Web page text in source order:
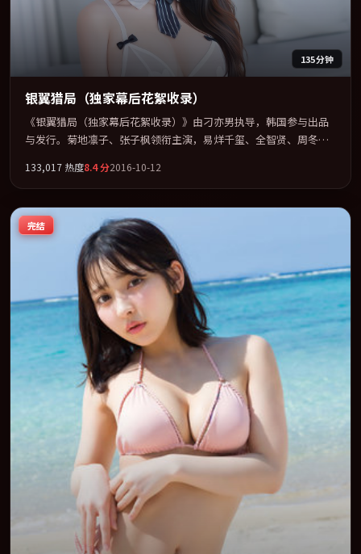
135分钟
银翼猎局（独家幕后花絮收录）
《银翼猎局（独家幕后花絮收录）》由刁亦男执导，韩国参与出品
与发行。菊地凛子、张子枫领衔主演，易烊千玺、全智贤、周冬
叠。全片以「犯罪」类型为骨架，在叙事、表演与视听上力求统
一。定于 2016-08-02 在内地院线及主流平台同步亮相，2016 年度
话题片中口碑稳健，适合喜欢强情节与人物弧光的观众完整观看。
133,017 热度8.4分2016-10-12
完结